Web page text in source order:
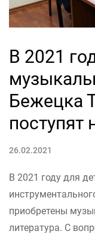
В 2021
Бежецка
поступят
26.02.2021
В 2021 году для
приобретены
литература. С